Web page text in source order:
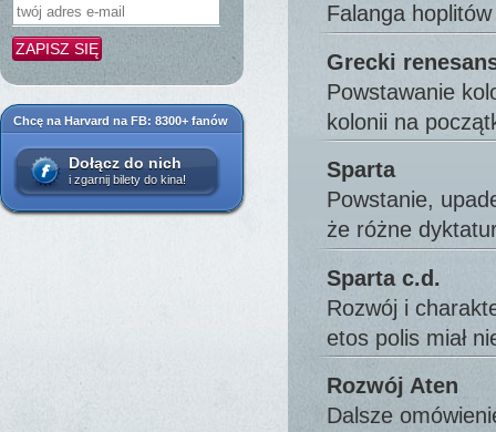
Chcę na Harvard na FB: 8300+ fanów
Dołącz do nich
i zgarnij bilety do kina!
Falanga
Grecki
Powstawanie
kolonii na
Sparta
Powstanie,
że różne
Sparta c.d.
Rozwój i
etos polis miał
Rozwój Aten
Dalsze